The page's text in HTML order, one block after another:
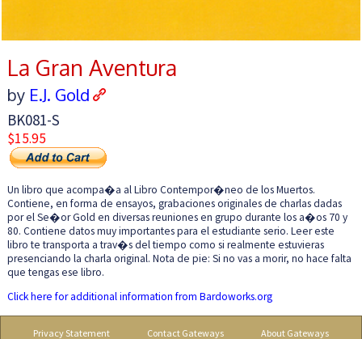
La Gran Aventura
by E.J. Gold
BK081-S
$15.95
Un libro que acompa�a al Libro Contempor�neo de los Muertos.
Contiene, en forma de ensayos, grabaciones originales de charlas dadas
por el Se�or Gold en diversas reuniones en grupo durante los a�os 70 y
80. Contiene datos muy importantes para el estudiante serio. Leer este
libro te transporta a trav�s del tiempo como si realmente estuvieras
presenciando la charla original. Nota de pie: Si no vas a morir, no hace falta
que tengas ese libro.
Click here for additional information from Bardoworks.org
Privacy Statement Contact Gateways About Gateways